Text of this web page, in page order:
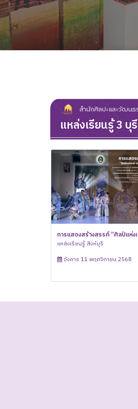
สำนักศิลปะและวัฒนธ
แหล่งเรียนรู้ 3 บุรี
การแสดงสร้างสรรค์ “ศิลป์แห่งเ
หนังใหญ่ในชุมชน”
แหล่งเรียนรู้ สิงห์บุรี
อังคาร 11 พฤศจิกายน 2568
ครั้งที่ 1 เนื่องในโอกาสวัน
ทพรัตนราชสุดาฯ สยาม
สร้างสรรค์วิถีไทย ร่วมใจ
จพระกนิษฐาธิราชเจ้า กรม
พิธีวางพวงมาลาถว
ระลึกพระบาทสมเด็
พิธีวางพวงมาลาถวา
ที่ 7